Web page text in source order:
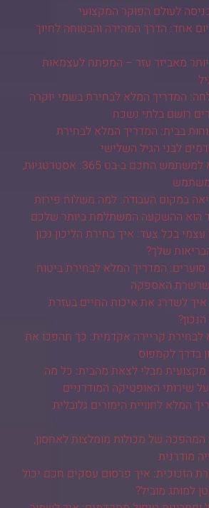
אחד: הדרך המהירה והבטוחה לחיוך
יותר מאביזר עזר – המפתח לעצמאות
המדריך המלא לבחירת בשמי יוקרה
רושם בלתי נשכח
בבית: המדריך המלא לבחירת
לבני הגיל השלישי
המדריך המלא למשתמש החכם ב-בט 365: אסטרטגיות,
משתמש
במקום העבודה: למה משלוח פירות
הוא ההשקעה המשתלמת ביותר שלכם
בכל צעד: איך בחירת הליכון נכון
שלך?
סוערים: המדריך המלא לבחירת ביטוח
שרשרת האספקה
איך לשדרג את איכות החיים בעזרת
לבחירת קריירה אקדמית: כך תהפכו את
בדרך לקמפוס
מקצועית מבלי לצאת מהבית: כל מה
שירותי האופטיקה המודרניים
המדריך המלא לחוויית הימורים גלובלית
של מכולות מומלצות לאחסון,
מודרנית
הזכוכית: איך פרסום עסקים חכם יכול
למותג מוביל?